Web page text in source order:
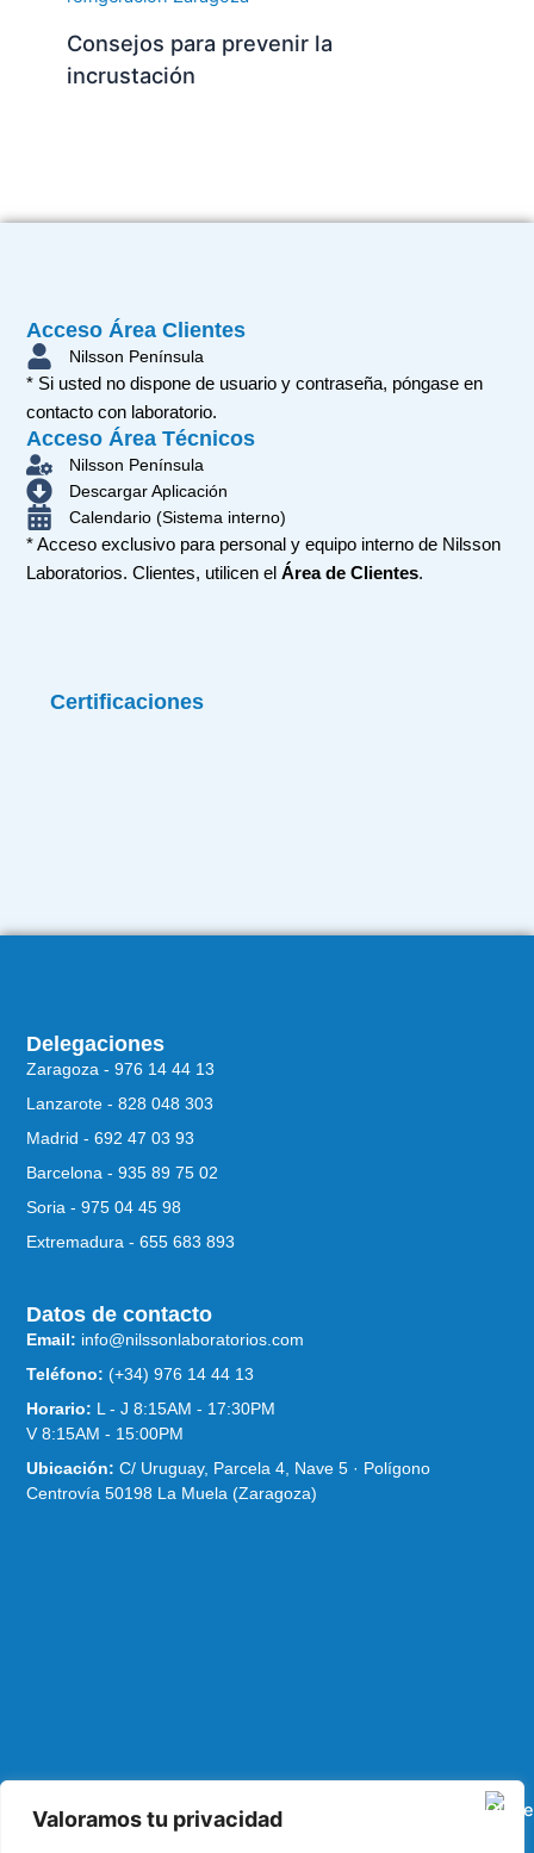
Valoramos tu privacidad
Consejos para prevenir la
incrustación
Acceso Área Clientes
Nilsson Península
* Si usted no dispone de usuario y contraseña, póngase en
contacto con laboratorio.
Acceso Área Técnicos
Nilsson Península
Descargar Aplicación
Calendario (Sistema interno)
* Acceso exclusivo para personal y equipo interno de Nilsson
Laboratorios. Clientes, utilicen elÁrea de Clientes.
Certificaciones
Delegaciones
Zaragoza - 976 14 44 13
Lanzarote - 828 048 303
Madrid - 692 47 03 93
Barcelona - 935 89 75 02
Soria - 975 04 45 98
Extremadura - 655 683 893
Datos de contacto
Email: info@nilssonlaboratorios.com
Teléfono: (+34) 976 14 44 13
Horario: L - J 8:15AM - 17:30PM
V 8:15AM - 15:00PM
Ubicación: C/ Uruguay, Parcela 4, Nave 5 · Polígono
Centrovía 50198 La Muela (Zaragoza)